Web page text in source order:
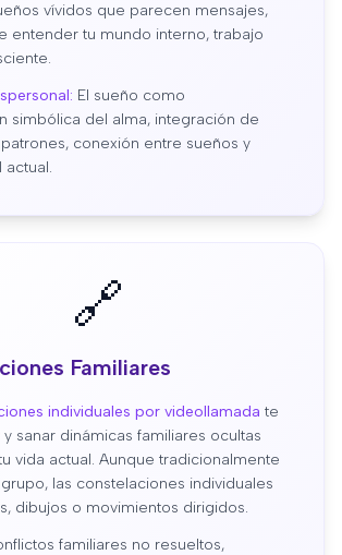
vívidos que parecen mensajes,
entender tu mundo interno, trabajo
El sueño como
simbólica del alma, integración de
conexión entre sueños y
actual.
🔗
Familiares
individuales por videollamada te
sanar dinámicas familiares ocultas
vida actual. Aunque tradicionalmente
las constelaciones individuales
dibujos o movimientos dirigidos.
familiares no resueltos,